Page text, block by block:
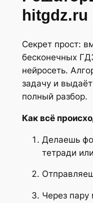
hitgdz.ru
Секрет прост:
бесконечных
нейросеть.
задачу и
полный разбор.
Как всё
Делаешь
тетради
Через пару